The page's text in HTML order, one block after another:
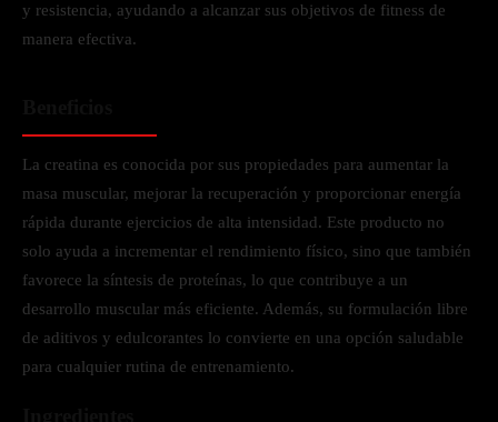
y resistencia, ayudando a alcanzar sus objetivos de fitness de
manera efectiva.
La creatina es conocida por sus propiedades para aumentar la
masa muscular, mejorar la recuperación y proporcionar energía
rápida durante ejercicios de alta intensidad. Este producto no
solo ayuda a incrementar el rendimiento físico, sino que también
favorece la síntesis de proteínas, lo que contribuye a un
desarrollo muscular más eficiente. Además, su formulación libre
de aditivos y edulcorantes lo convierte en una opción saludable
para cualquier rutina de entrenamiento.